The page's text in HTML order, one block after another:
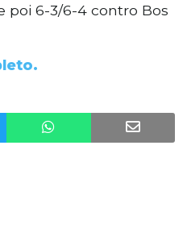
poi 6-3/6-4 contro Bos